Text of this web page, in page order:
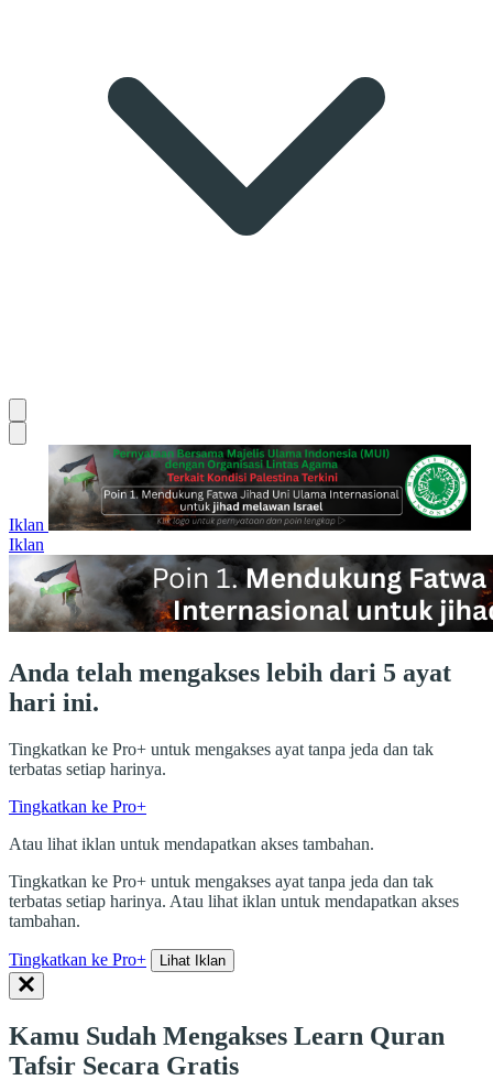
Iklan
Iklan
Anda telah mengakses lebih dari 5 ayat
hari ini.
Tingkatkan ke Pro+ untuk mengakses ayat tanpa jeda dan tak
terbatas setiap harinya.
Tingkatkan ke Pro+
Atau lihat iklan untuk mendapatkan akses tambahan.
Tingkatkan ke Pro+ untuk mengakses ayat tanpa jeda dan tak
terbatas setiap harinya. Atau lihat iklan untuk mendapatkan akses
tambahan.
Tingkatkan ke Pro+ Lihat Iklan
Kamu Sudah Mengakses Learn Quran
Tafsir Secara Gratis